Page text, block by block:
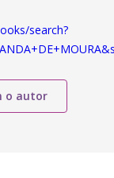
search?
o autor